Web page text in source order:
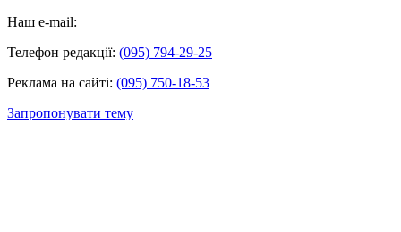
Наш e-mail:
Телефон редакції: (095) 794-29-25
Реклама на сайті: (095) 750-18-53
Запропонувати тему